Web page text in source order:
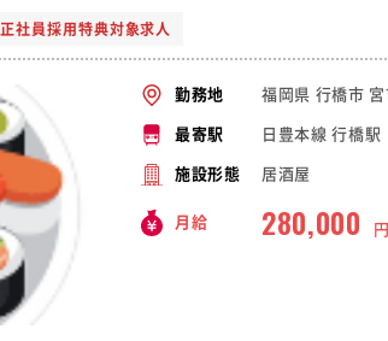
正社員採用特典対象求人
勤務地 福岡県 行橋市
最寄駅 日豊本線 行橋駅
施設形態 居酒屋
月給 280,000